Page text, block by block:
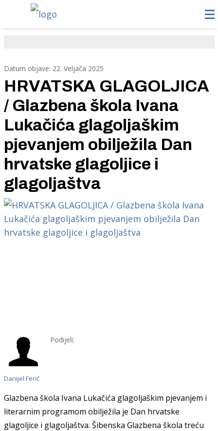
Datum objave: 22. Veljača 2025
HRVATSKA GLAGOLJICA
/ Glazbena škola Ivana
Lukačića glagoljaškim
pjevanjem obilježila Dan
hrvatske glagoljice i
glagoljaštva
Danijel Ferić
Podijeli:
Glazbena škola Ivana Lukačića glagoljaškim pjevanjem i
literarnim programom obilježila je Dan hrvatske
glagoljice i glagoljaštva. Šibenska Glazbena škola treću